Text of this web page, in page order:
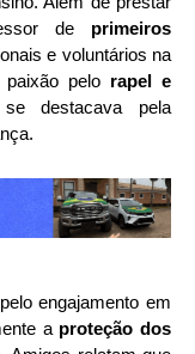
de primeiros
e voluntários na
pelo rapel e
destacava pela
engajamento em
a proteção dos